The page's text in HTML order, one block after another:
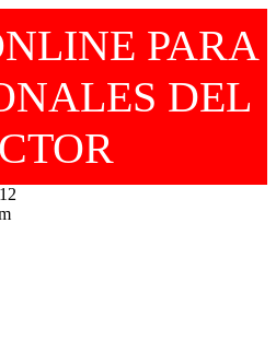
PARA
DEL